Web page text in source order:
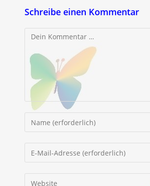
Schreibe einen Kommentar
Kommentar
deinen
Namen
oder
deine
E-